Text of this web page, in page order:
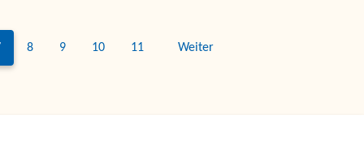
8 9 10 11 Weiter